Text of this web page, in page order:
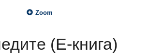
Zoom
(Е-книга)